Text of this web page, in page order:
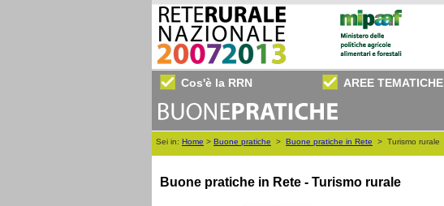
Cos'è la RRN AREE TEMATICHE
Sei in: Home > Buone pratiche > Buone pratiche in Rete > Turismo rurale
Buone pratiche in Rete - Turismo rurale